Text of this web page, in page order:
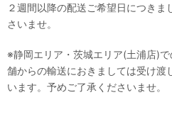
２週間以降の配送ご希望日につき
さいませ。
※静岡エリア・茨城エリア(土浦店)
舗からの輸送におきましては受け渡
います。予めご了承くださいませ。